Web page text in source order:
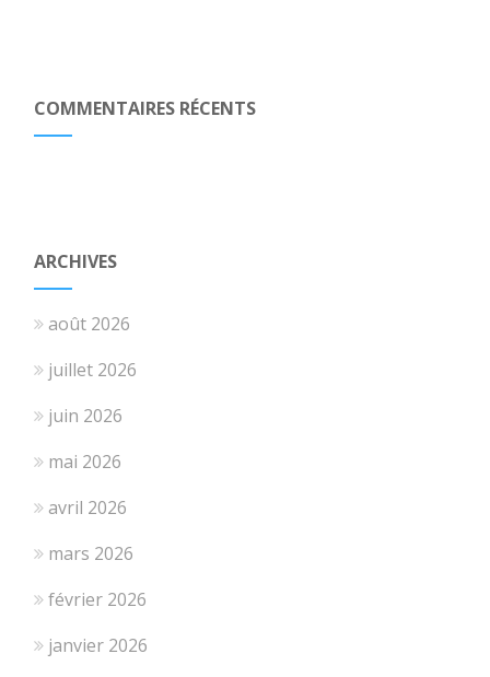
COMMENTAIRES RÉCENTS
ARCHIVES
août 2026
juillet 2026
juin 2026
mai 2026
avril 2026
mars 2026
février 2026
janvier 2026